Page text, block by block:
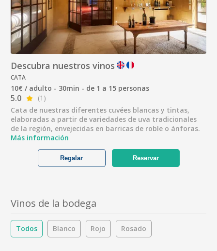
Descubra nuestros vinos
CATA
10€ / adulto - 30min - de 1 a 15 personas
5.0
(1)
Cata de nuestras diferentes cuvées blancas y tintas,
elaboradas a partir de variedades de uva tradicionales
de la región, envejecidas en barricas de roble o ánforas.
Más información
Reservar
Regalar
Vinos de la bodega
Todos Blanco Rojo Rosado